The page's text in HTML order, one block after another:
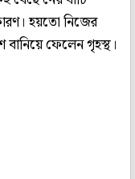
হয়তো নিজের
ফেলেন গৃহস্থ।